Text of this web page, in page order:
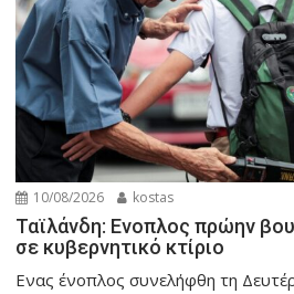
10/08/2026 kostas
Ταϊλάνδη: Ενοπλος πρώην
σε κυβερνητικό κτίριο
Ενας ένοπλος συνελήφθη τη